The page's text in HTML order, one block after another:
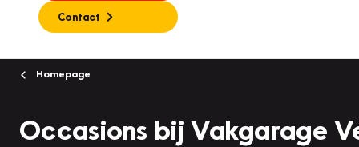
Contact
Homepage
Occasions bij Vakgarage